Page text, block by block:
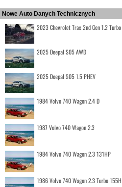
Nowe Auto Danych Technicznych
2023 Chevrolet Trax 2nd Gen 1.2
2025 Deepal S05 AWD
2025 Deepal S05 1.5 PHEV
1984 Volvo 740 Wagon 2.4 D
1987 Volvo 740 Wagon 2.3
1984 Volvo 740 Wagon 2.3 131HP
1986 Volvo 740 Wagon 2.3 Turbo